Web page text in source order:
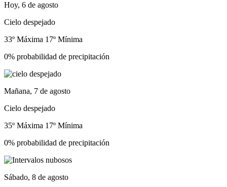
Hoy, 6 de agosto
Cielo despejado
33º Máxima 17º Mínima
0% probabilidad de precipitación
Mañana, 7 de agosto
Cielo despejado
35º Máxima 17º Mínima
0% probabilidad de precipitación
Sábado, 8 de agosto